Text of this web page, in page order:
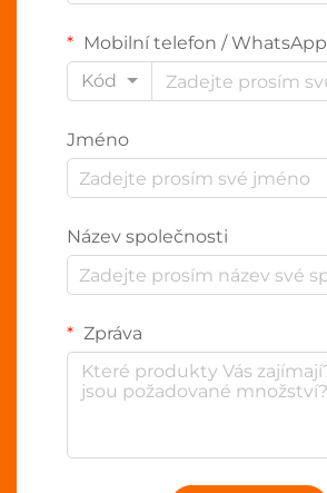
Mobilní telefon / WhatsApp
Kód
Jméno
Název společnosti
Zpráva